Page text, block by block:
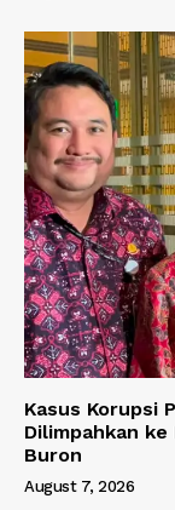
Kasus Korupsi
Dilimpahkan ke
Buron
August 7, 2026